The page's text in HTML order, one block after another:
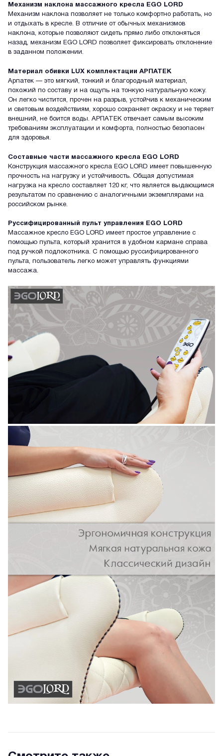
Механизм наклона массажного кресла EGO LORD
Механизм наклона позволяет не только комфортно работать, но
и отдыхать в кресле. В отличие от обычных механизмов
наклона, которые позволяют сидеть прямо либо отклоняться
назад, механизм EGO LORD позволяет фиксировать отклонение
в заданном положении.
Материал обивки LUX комплектации АРПАТЕК
Арпатек — это мягкий, тонкий и благородный материал,
похожий по составу и на ощупь на тонкую натуральную кожу.
Он легко чистится, прочен на разрыв, устойчив к механическим
и световым воздействиям, хорошо сохраняет окраску и не теряет
внешний, не боится воды. АРПАТЕК отвечает самым высоким
требованиям эксплуатации и комфорта, полностью безопасен
для здоровья.
Составные части массажного кресла EGO LORD
Конструкция массажного кресла EGO LORD имеет повышенную
прочность на нагрузку и устойчивость. Общая допустимая
нагрузка на кресло составляет 120 кг, что является выдающимся
результатом по сравнению с аналогичными экземплярами на
российском рынке.
Руссифицированный пульт управления EGO LORD
Массажное кресло EGO LORD имеет простое управление c
помощью пульта, который хранится в удобном кармане справа
под ручкой подлокотника. С помощью руссифицированного
пульта, пользователь легко может управлять функциями
массажа.